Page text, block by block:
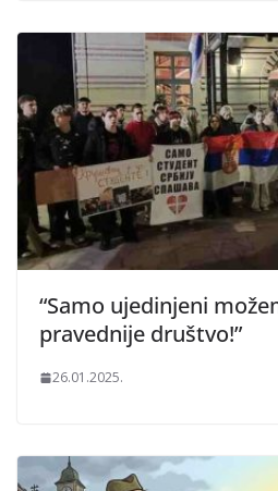
“Samo ujedinjeni
pravednije društvo!”
26.01.2025.